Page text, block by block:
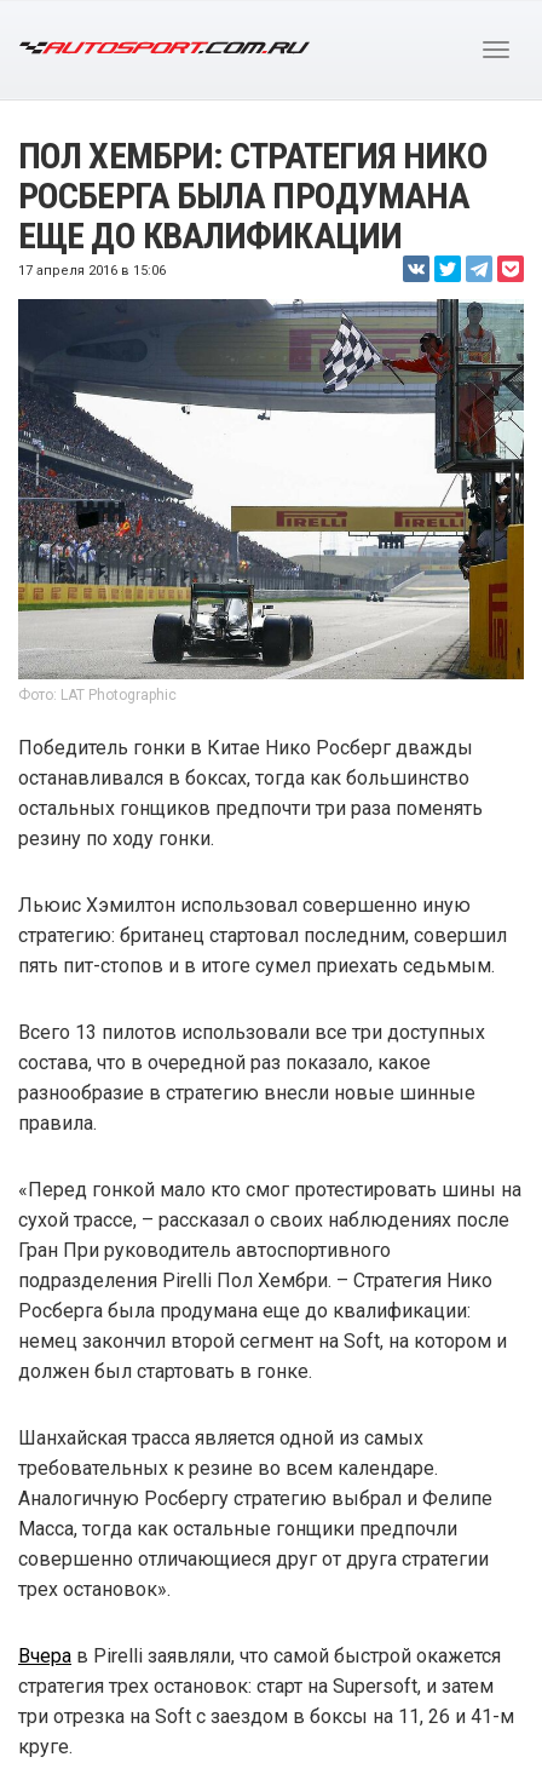
ПОЛ ХЕМБРИ: СТРАТЕГИЯ НИКО
РОСБЕРГА БЫЛА ПРОДУМАНА
ЕЩЕ ДО КВАЛИФИКАЦИИ
17 апреля 2016 в 15:06
Фото: LAT Photographic
Победитель гонки в Китае Нико Росберг дважды
останавливался в боксах, тогда как большинство
остальных гонщиков предпочти три раза поменять
резину по ходу гонки.
Льюис Хэмилтон использовал совершенно иную
стратегию: британец стартовал последним, совершил
пять пит-стопов и в итоге сумел приехать седьмым.
Всего 13 пилотов использовали все три доступных
состава, что в очередной раз показало, какое
разнообразие в стратегию внесли новые шинные
правила.
«Перед гонкой мало кто смог протестировать шины на
сухой трассе, – рассказал о своих наблюдениях после
Гран При руководитель автоспортивного
подразделения Pirelli Пол Хембри. – Стратегия Нико
Росберга была продумана еще до квалификации:
немец закончил второй сегмент на Soft, на котором и
должен был стартовать в гонке.
Шанхайская трасса является одной из самых
требовательных к резине во всем календаре.
Аналогичную Росбергу стратегию выбрал и Фелипе
Масса, тогда как остальные гонщики предпочли
совершенно отличающиеся друг от друга стратегии
трех остановок».
Вчера в Pirelli заявляли, что самой быстрой окажется
стратегия трех остановок: старт на Supersoft, и затем
три отрезка на Soft с заездом в боксы на 11, 26 и 41-м
круге.